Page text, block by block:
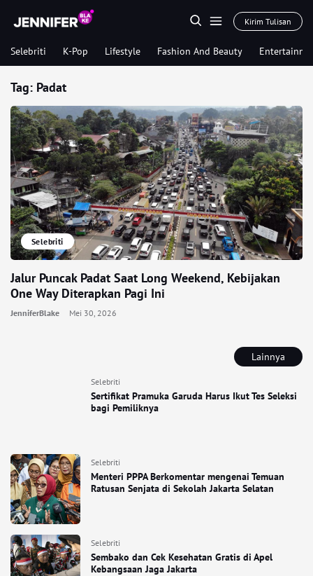
Kirim Tulisan
Selebriti K-Pop Lifestyle Fashion And Beauty
Lainnya
Selebriti
Sertifikat Pramuka Garuda Harus Ikut Tes Seleksi
bagi Pemiliknya
Selebriti
Menteri PPPA Berkomentar mengenai Temuan
Ratusan Senjata di Sekolah Jakarta Selatan
Selebriti
Sembako dan Cek Kesehatan Gratis di Apel
Kebangsaan Jaga Jakarta
Tag: Padat
Selebriti
Jalur Puncak Padat Saat Long Weekend, Kebijakan
One Way Diterapkan Pagi Ini
JenniferBlake Mei 30, 2026